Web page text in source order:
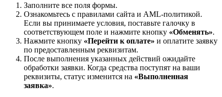
Заполните все поля формы.
Ознакомьтесь с правилами сайта и AML-политикой.
Если вы принимаете условия, поставьте галочку в
соответствующем поле и нажмите кнопку «Обменять».
Нажмите кнопку «Перейти к оплате» и оплатите заявку
по предоставленным реквизитам.
После выполнения указанных действий ожидайте
обработки заявки. Когда средства поступят на ваши
реквизиты, статус изменится на «Выполненная
заявка».